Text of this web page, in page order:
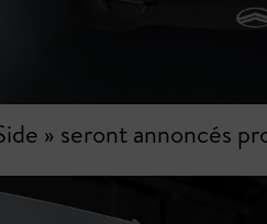
» seront annoncés